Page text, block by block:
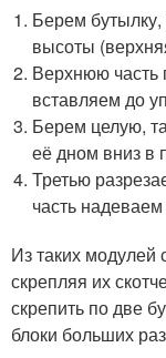
Берем
высоты
Верхнюю часть
вставляем до
Берем целую,
её дном вниз в
Третью
часть
Из таких модулей
скрепляя их
скрепить по две
блоки больших